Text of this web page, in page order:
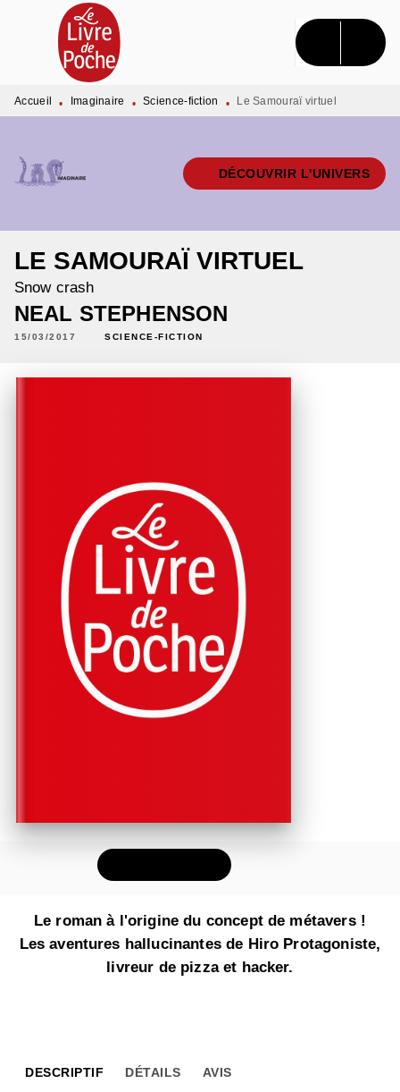
MENU RECHERCHE CONTENU
PIED DE PAGE
Accueil • Imaginaire • Science-fiction • Le Samouraï virtuel
DÉCOUVRIR L'UNIVERS
LE SAMOURAÏ VIRTUEL
Snow crash
NEAL STEPHENSON
15/03/2017 SCIENCE-FICTION
Le roman à l'origine du concept de métavers !
Les aventures hallucinantes de Hiro Protagoniste,
livreur de pizza et hacker.
DESCRIPTIF DÉTAILS AVIS